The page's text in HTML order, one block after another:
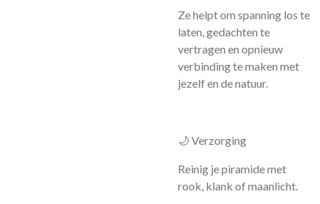
Ze helpt om spanning los te
laten, gedachten te
vertragen en opnieuw
verbinding te maken met
jezelf en de natuur.
🌙 Verzorging
Reinig je piramide met
rook, klank of maanlicht.